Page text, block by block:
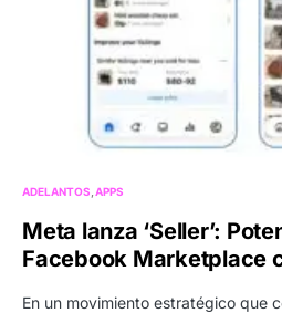
ADELANTOS APPS
Meta lanza ‘Seller’:
Facebook Marketplace
En un movimiento estratégico que